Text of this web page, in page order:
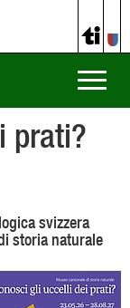
Toggle
prati?
svizzera
storia naturale